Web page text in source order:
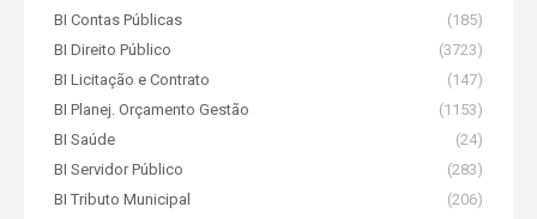
BI Contas Públicas
(185)
BI Direito Público
(3723)
BI Licitação e Contrato
(147)
BI Planej. Orçamento Gestão
(1153)
BI Saúde
(24)
BI Servidor Público
(283)
BI Tributo Municipal
(206)